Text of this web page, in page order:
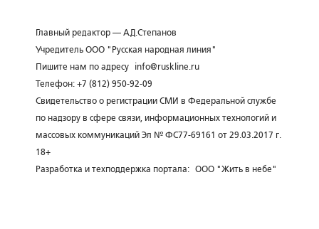
Главный редактор — А.Д.Степанов
Учредитель ООО "Русская народная линия"
Пишите нам по адресу
info@ruskline.ru
Телефон: +7 (812) 950-92-09
Свидетельство о регистрации СМИ в Федеральной службе
по надзору в сфере связи, информационных технологий и
массовых коммуникаций Эл № ФС77-69161 от 29.03.2017 г.
18+
Разработка и техподдержка портала: ООО "Жить в небе"